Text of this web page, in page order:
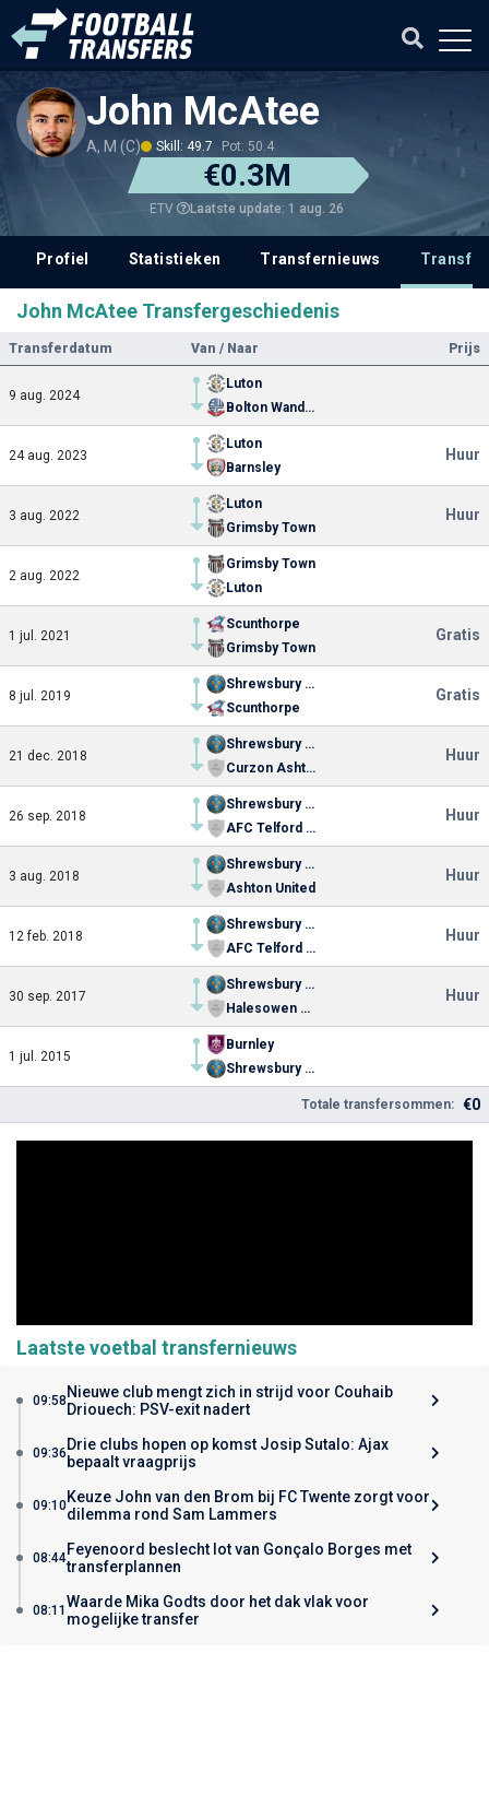
John McAtee
A, M (C) Skill: 49.7 Pot: 50.4
€0.3M
ETV Laatste update: 1 aug. 26
Profiel Statistieken Transfernieuws
John McAtee Transfergeschiedenis
Transferdatum Van / Naar Prijs
9 aug. 2024
Luton
Bolton Wanderers
24 aug. 2023
Luton
Barnsley
Huur
3 aug. 2022
Luton
Grimsby Town
Huur
2 aug. 2022
Grimsby Town
Luton
1 jul. 2021
Scunthorpe
Grimsby Town
Gratis
8 jul. 2019
Shrewsbury Town
Scunthorpe
Gratis
21 dec. 2018
Shrewsbury Town
Curzon Ashton FC
Huur
26 sep. 2018
Shrewsbury Town
AFC Telford United
Huur
3 aug. 2018
Shrewsbury Town
Ashton United
Huur
12 feb. 2018
Shrewsbury Town
AFC Telford United
Huur
30 sep. 2017
Shrewsbury Town
Halesowen Town
Huur
1 jul. 2015
Burnley
Shrewsbury Town
Totale transfersommen: €0
Laatste voetbal transfernieuws
09:58 Nieuwe club mengt zich in strijd voor Couhaib
Driouech: PSV-exit nadert
09:36 Drie clubs hopen op komst Josip Sutalo: Ajax
bepaalt vraagprijs
09:10Keuze John van den Brom bij FC Twente zorgt voor
dilemma rond Sam Lammers
08:44Feyenoord beslecht lot van Gonçalo Borges met
transferplannen
08:11Waarde Mika Godts door het dak vlak voor
mogelijke transfer